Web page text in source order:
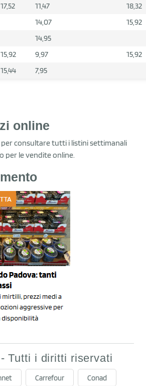
17,52 11,47
18,32
14,07
15,92
14,95
15,92 9,97
15,92
15,44 7,95
online
per consultare tutti i listini settimanali
per le vendite online.
Tutti i diritti riservati
Carrefour Conad